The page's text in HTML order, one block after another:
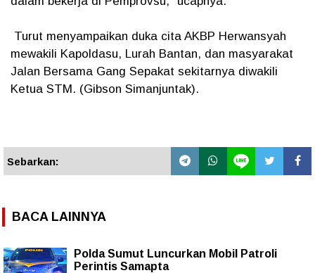
Turut menyampaikan duka cita AKBP Herwansyah
mewakili Kapoldasu, Lurah Bantan, dan masyarakat
Jalan Bersama Gang Sepakat sekitarnya diwakili
Ketua STM. (Gibson Simanjuntak).
Sebarkan:
BACA LAINNYA
Polda Sumut Luncurkan Mobil Patroli
Perintis Samapta